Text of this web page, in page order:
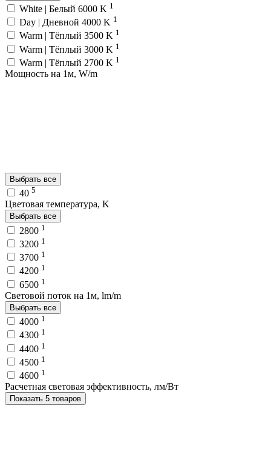
White | Белый 6000 K 1
Day | Дневной 4000 K 1
Warm | Тёплый 3500 K 1
Warm | Тёплый 3000 K 1
Warm | Тёплый 2700 K 1
Мощность на 1м, W/m
Выбрать все
40 5
Цветовая температура, K
Выбрать все
2800 1
3200 1
3700 1
4200 1
6500 1
Световой поток на 1м, lm/m
Выбрать все
4000 1
4300 1
4400 1
4500 1
4600 1
Расчетная световая эффективность, лм/Вт
Показать 5 товаров